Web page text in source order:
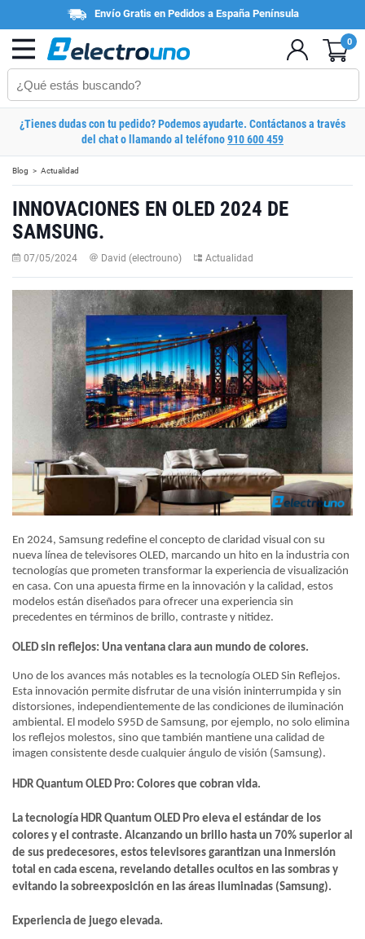
Envío Gratis en Pedidos a España Península
0
¿Tienes dudas con tu pedido? Podemos ayudarte. Contáctanos a través
del chat o llamando al teléfono910 600 459
Blog Actualidad
INNOVACIONES EN OLED 2024 DE
SAMSUNG.
07/05/2024 David (electrouno) Actualidad
En 2024, Samsung redefine el concepto de claridad visual con su
nueva línea de televisores OLED, marcando un hito en la industria con
tecnologías que prometen transformar la experiencia de visualización
en casa. Con una apuesta firme en la innovación y la calidad, estos
modelos están diseñados para ofrecer una experiencia sin
precedentes en términos de brillo, contraste y nitidez.
OLED sin reflejos: Una ventana clara aun mundo de colores.
Uno de los avances más notables es la tecnología OLED Sin Reflejos.
Esta innovación permite disfrutar de una visión ininterrumpida y sin
distorsiones, independientemente de las condiciones de iluminación
ambiental. El modelo S95D de Samsung, por ejemplo, no solo elimina
los reflejos molestos, sino que también mantiene una calidad de
imagen consistente desde cualquier ángulo de visión​ (Samsung)​.
HDR Quantum OLED Pro: Colores que cobran vida.
La tecnología HDR Quantum OLED Pro eleva el estándar de los
colores y el contraste. Alcanzando un brillo hasta un 70% superior al
de sus predecesores, estos televisores garantizan una inmersión
total en cada escena, revelando detalles ocultos en las sombras y
evitando la sobreexposición en las áreas iluminadas​ (Samsung)​.
Experiencia de juego elevada.